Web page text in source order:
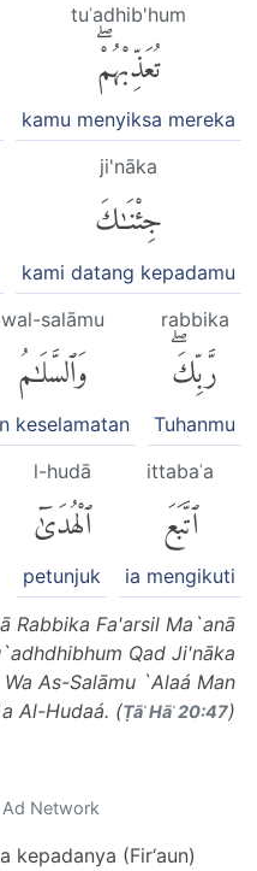
tuʿadhib'hum
تُعَذِّبْهُمْۖ
kamu menyiksa mereka
ji'nāka
جِئْنَٰكَ
kami datang kepadamu
rabbika
رَّبِّكَۖ
Tuhanmu
wal-salāmu
وَٱلسَّلَٰمُ
keselamatan
ittabaʿa
ٱتَّبَعَ
ia mengikuti
l-hudā
ٱلْهُدَىٰٓ
petunjuk
Rabbika Fa'arsil Ma`anā
Qad Ji'nāka
As-Salāmu `Alaá Man
Al-Hudaá. (Ṭāʾ Hāʾ 20:47)
Network
kepadanya (Fir‘aun)